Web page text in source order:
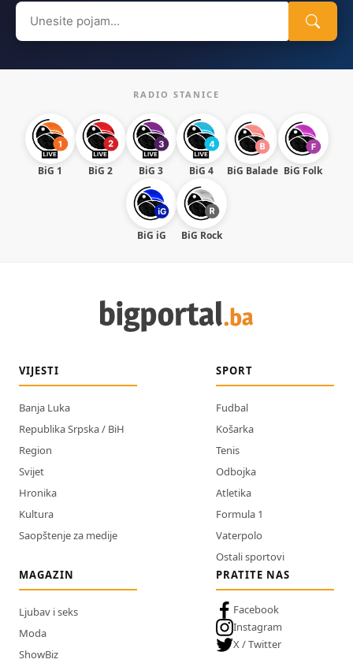
Search
for:
RADIO STANICE
BiG 1 BiG 2 BiG 3 BiG 4 BiG Balade BiG Folk
BiG iG BiG Rock
VIJESTI
Banja Luka
Republika Srpska / BiH
Region
Svijet
Hronika
Kultura
Saopštenje za medije
SPORT
Fudbal
Košarka
Tenis
Odbojka
Atletika
Formula 1
Vaterpolo
Ostali sportovi
MAGAZIN
Ljubav i seks
Moda
ShowBiz
PRATITE NAS
Facebook
Instagram
X / Twitter